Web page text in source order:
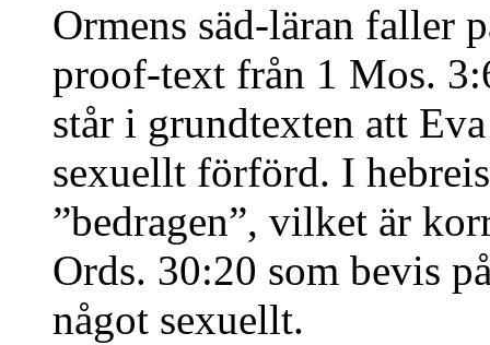
Ormens säd-läran faller
proof-text från 1 Mos.
står i grundtexten att
sexuellt förförd. I
”bedragen”, vilket är
Ords. 30:20 som bevis
något sexuellt.